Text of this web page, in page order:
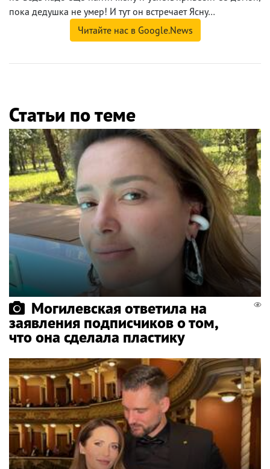
пока дедушка не умер! И тут он встречает Ясну…
Читайте нас в Google.News
Статьи по теме
Могилевская ответила на
заявления подписчиков о том,
что она сделала пластику